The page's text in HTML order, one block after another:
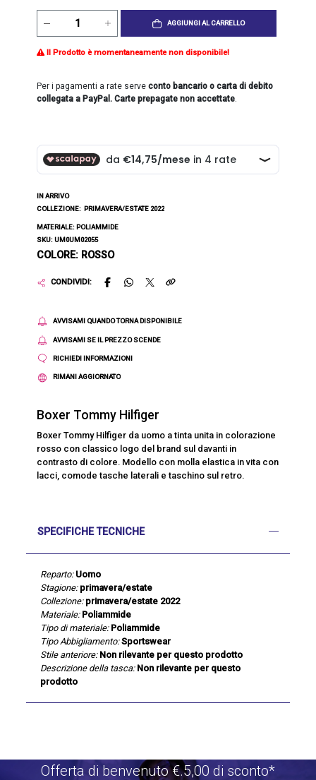
AGGIUNGI AL CARRELLO
Il Prodotto è momentaneamente non disponibile!
Per i pagamenti a rate serveconto bancario o carta di debito
collegata a PayPal. Carte prepagate non accettate.
IN ARRIVO
COLLEZIONE: PRIMAVERA/ESTATE 2022
MATERIALE: POLIAMMIDE
SKU: UM0UM02055
COLORE: ROSSO
CONDIVIDI:
AVVISAMI QUANDO TORNA DISPONIBILE
AVVISAMI SE IL PREZZO SCENDE
RICHIEDI INFORMAZIONI
RIMANI AGGIORNATO
Boxer Tommy Hilfiger
Boxer Tommy Hilfiger da uomo a tinta unita in colorazione
rosso con classico logo del brand sul davanti in
contrasto di colore. Modello con molla elastica in vita con
lacci, comode tasche laterali e taschino sul retro.
SPECIFICHE TECNICHE
Reparto: Uomo
Stagione: primavera/estate
Collezione: primavera/estate 2022
Materiale: Poliammide
Tipo di materiale: Poliammide
Tipo Abbigliamento: Sportswear
Stile anteriore: Non rilevante per questo prodotto
Descrizione della tasca: Non rilevante per questo
prodotto
Offerta di benvenuto €.5,00 di sconto*